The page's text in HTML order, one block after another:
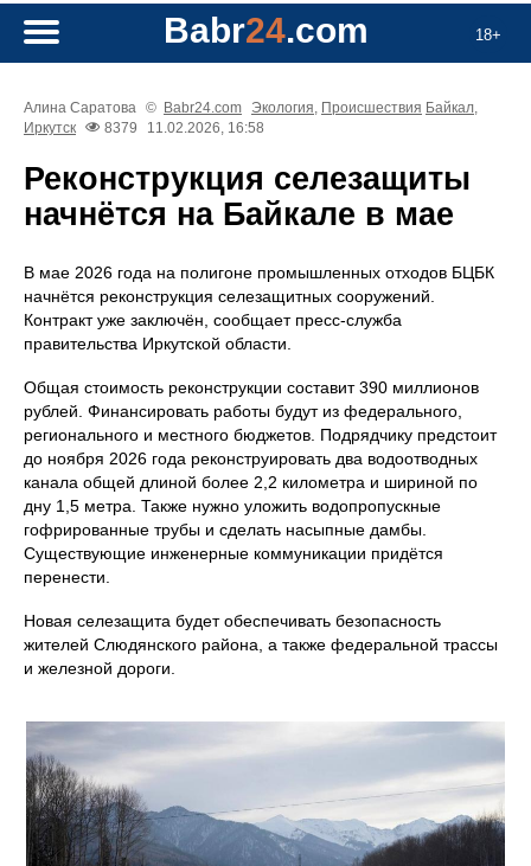
18+
Babr24.com
Алина Саратова © Babr24.com Экология, Происшествия Байкал,
Иркутск
8379 11.02.2026, 16:58
Реконструкция селезащиты
начнётся на Байкале в мае
В мае 2026 года на полигоне промышленных отходов БЦБК
начнётся реконструкция селезащитных сооружений.
Контракт уже заключён, сообщает пресс-служба
правительства Иркутской области.
Общая стоимость реконструкции составит 390 миллионов
рублей. Финансировать работы будут из федерального,
регионального и местного бюджетов. Подрядчику предстоит
до ноября 2026 года реконструировать два водоотводных
канала общей длиной более 2,2 километра и шириной по
дну 1,5 метра. Также нужно уложить водопропускные
гофрированные трубы и сделать насыпные дамбы.
Существующие инженерные коммуникации придётся
перенести.
Новая селезащита будет обеспечивать безопасность
жителей Слюдянского района, а также федеральной трассы
и железной дороги.